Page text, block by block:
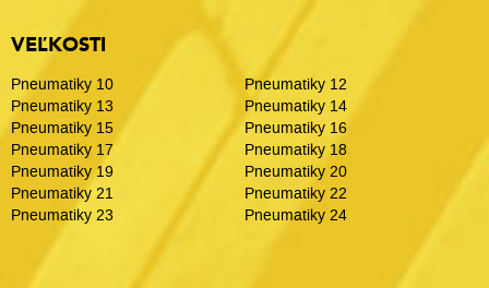
VEĽKOSTI
Pneumatiky 10
Pneumatiky 12
Pneumatiky 13
Pneumatiky 14
Pneumatiky 15
Pneumatiky 16
Pneumatiky 17
Pneumatiky 18
Pneumatiky 19
Pneumatiky 20
Pneumatiky 21
Pneumatiky 22
Pneumatiky 23
Pneumatiky 24